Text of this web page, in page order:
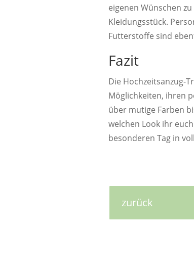
eigenen Wünschen
Kleidungsstück.
Futterstoffe sind
Fazit
Die Hochzeitsanzug-
Möglichkeiten, ihren
über mutige Farben
welchen Look ihr
besonderen Tag in
zurück